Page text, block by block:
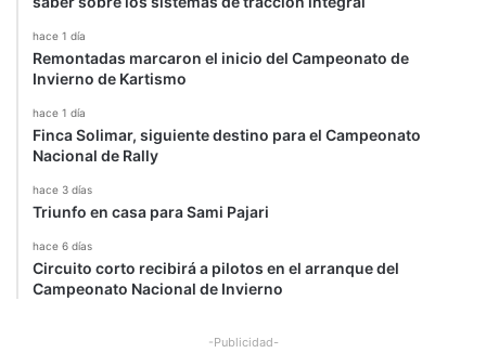
hace 1 día
Remontadas marcaron el inicio del Campeonato de
Invierno de Kartismo
hace 1 día
Finca Solimar, siguiente destino para el Campeonato
Nacional de Rally
hace 3 días
Triunfo en casa para Sami Pajari
hace 6 días
Circuito corto recibirá a pilotos en el arranque del
Campeonato Nacional de Invierno
-Publicidad-